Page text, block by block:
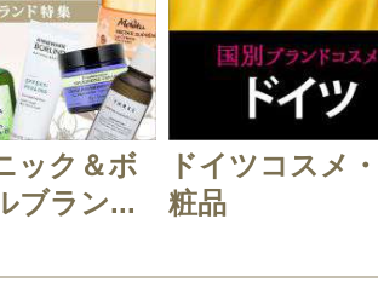
ック＆ボ
ブラン...
ドイツコスメ
粧品